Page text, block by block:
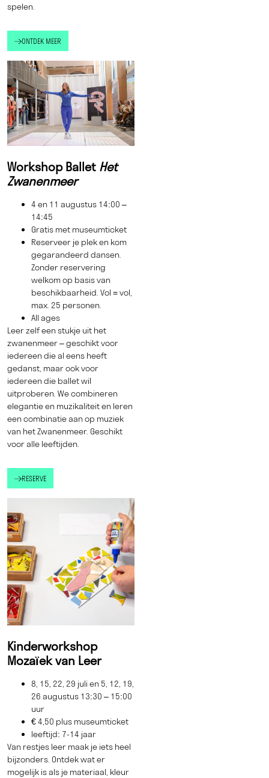
spelen.
ONTDEK MEER
Workshop Ballet Het
Zwanenmeer
4 en 11 augustus 14:00 –
14:45
Gratis met museumticket
Reserveer je plek en kom
gegarandeerd dansen.
Zonder reservering
welkom op basis van
beschikbaarheid. Vol = vol,
max. 25 personen.
All ages
Leer zelf een stukje uit het
zwanenmeer – geschikt voor
iedereen die al eens heeft
gedanst, maar ook voor
iedereen die ballet wil
uitproberen. We combineren
elegantie en muzikaliteit en leren
een combinatie aan op muziek
van het Zwanenmeer. Geschikt
voor alle leeftijden.
RESERVE
Kinderworkshop
Mozaïek van Leer
8, 15, 22, 29 juli en 5, 12, 19,
26 augustus 13:30 – 15:00
uur
€ 4,50 plus museumticket
leeftijd: 7-14 jaar
Van restjes leer maak je iets heel
bijzonders. Ontdek wat er
mogelijk is als je materiaal, kleur